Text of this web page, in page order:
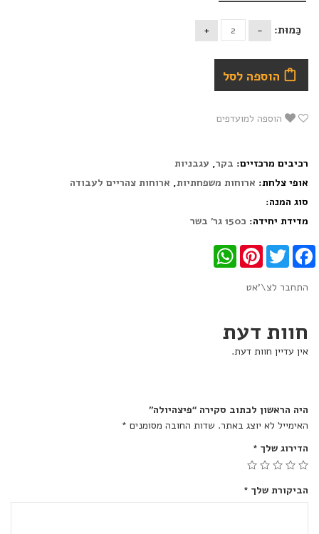
כַּמוּת:
הוספה לסל
הוספה למועדפים
רכיבים מרכזיים: בקר, עגבניות
אופי צלחת: ארוחות משפחתיות, ארוחות צהריים לעבודה
סוג המנה:
מדידת יחידה: כ150 גר' בשר
Facebook
Twitter
Pinterest
WhatsApp
התחבר לצ\'אט
חוות דעת
אין עדיין חוות דעת.
היה הראשון לכתוב סקירה “פיצהיולה”
האימייל לא יוצג באתר. שדות החובה מסומנים *
הדירוג שלך *
הביקורת שלך *